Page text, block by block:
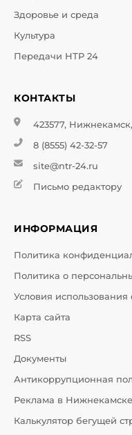
Здоровье и среда
Культура
Передачи НТР 24
КОНТАКТЫ
423577,
8 (8555) 42-32-57
site@ntr-24.ru
Письмо редактору
ИНФОРМАЦИЯ
Политика
Политика о
Условия использования
Карта сайта
RSS
Документы
Антикоррупционная
Реклама в Нижнекамске
Калькулятор бегущей